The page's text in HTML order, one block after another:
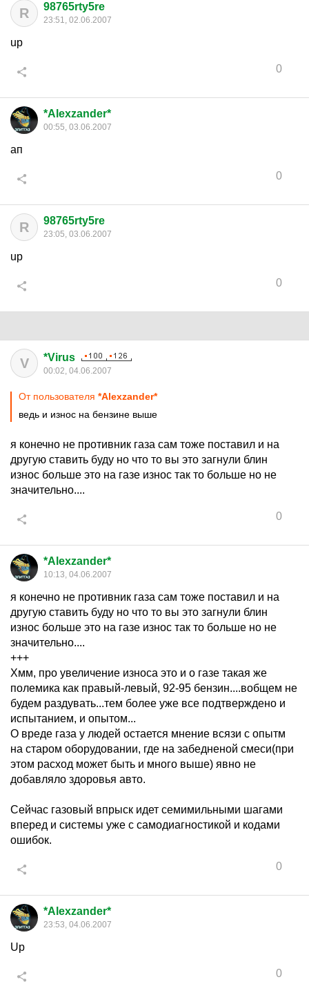
R 98765rty5re
23:51, 02.06.2007
up
0
*Alexzander*
00:55, 03.06.2007
ап
0
R 98765rty5re
23:05, 03.06.2007
up
0
V *Virus
00:02, 04.06.2007
От пользователя *Alexzander*
ведь и износ на бензине выше
я конечно не противник газа сам тоже поставил и на
другую ставить буду но что то вы это загнули блин
износ больше это на газе износ так то больше но не
значительно....
0
*Alexzander*
10:13, 04.06.2007
я конечно не противник газа сам тоже поставил и на
другую ставить буду но что то вы это загнули блин
износ больше это на газе износ так то больше но не
значительно....
+++
Хмм, про увеличение износа это и о газе такая же
полемика как правый-левый, 92-95 бензин....вобщем не
будем раздувать...тем более уже все подтверждено и
испытанием, и опытом...
О вреде газа у людей остается мнение всязи с опытм
на старом оборудовании, где на забедненой смеси(при
этом расход может быть и много выше) явно не
добавляло здоровья авто.
Сейчас газовый впрыск идет семимильными шагами
вперед и системы уже с самодиагностикой и кодами
ошибок.
0
*Alexzander*
23:53, 04.06.2007
Up
0